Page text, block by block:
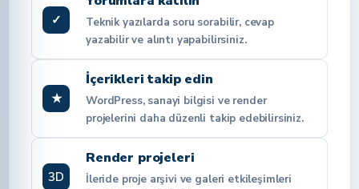
✓
Teknik yazılarda soru sorabilir, cevap
yazabilir ve alıntı yapabilirsiniz.
★
İçerikleri takip edin
WordPress, sanayi bilgisi ve render
projelerini daha düzenli takip edebilirsiniz.
3D
Render projeleri
İleride proje arşivi ve galeri etkileşimleri